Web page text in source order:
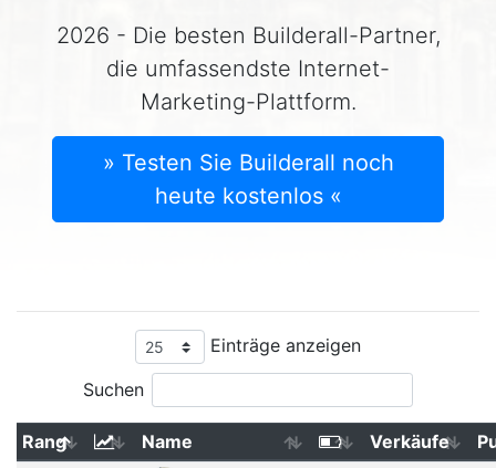
2026 - Die besten Builderall-Partner,
die umfassendste Internet-
Marketing-Plattform.
» Testen Sie Builderall noch
heute kostenlos «
Einträge anzeigen
Suchen
Rang Name Verkäufe